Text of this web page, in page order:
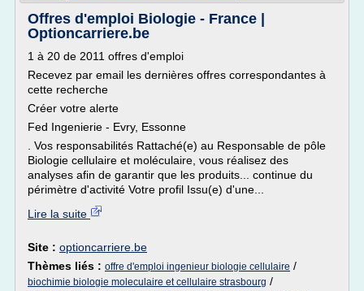
Offres d'emploi Biologie - France |
Optioncarriere.be
1 à 20 de 2011 offres d'emploi
Recevez par email les dernières offres correspondantes à
cette recherche
Créer votre alerte
Fed Ingenierie - Evry, Essonne
. Vos responsabilités Rattaché(e) au Responsable de pôle
Biologie cellulaire et moléculaire, vous réalisez des
analyses afin de garantir que les produits... continue du
périmètre d'activité Votre profil Issu(e) d'une...
Lire la suite
Site : optioncarriere.be
Thèmes liés : offre d'emploi ingenieur biologie cellulaire /
biochimie biologie moleculaire et cellulaire strasbourg /